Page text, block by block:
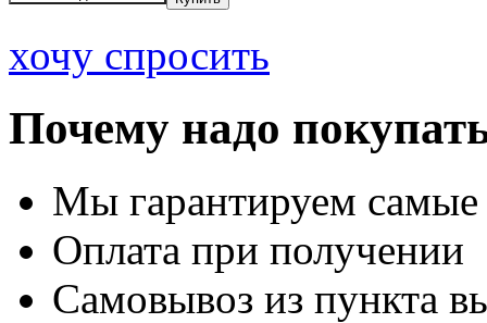
хочу спросить
Почему надо
Мы гарантируем
Оплата при получении
Самовывоз из пункта